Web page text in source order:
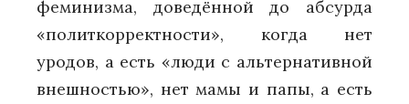
феминизма, доведённой до абсурда
«политкорректности», когда нет
уродов, а есть «люди с альтернативной
внешностью», нет мамы и папы, а есть